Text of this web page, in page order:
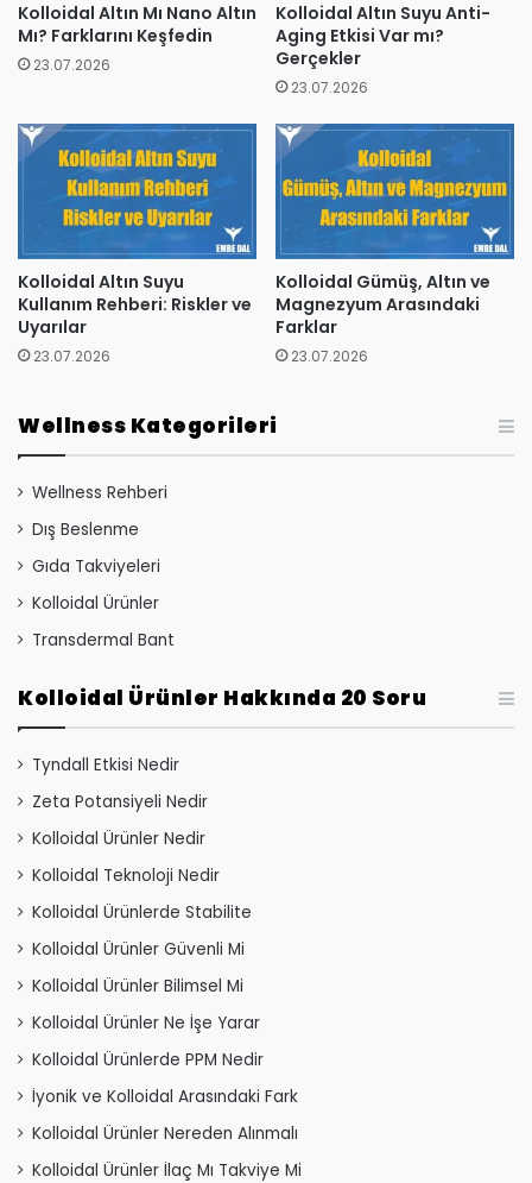
Kolloidal Altın Mı Nano Altın
Mı? Farklarını Keşfedin
23.07.2026
Kolloidal Altın Suyu Anti-
Aging Etkisi Var mı?
Gerçekler
23.07.2026
Kolloidal Altın Suyu
Kullanım Rehberi: Riskler ve
Uyarılar
23.07.2026
Kolloidal Gümüş, Altın ve
Magnezyum Arasındaki
Farklar
23.07.2026
Wellness Kategorileri
Wellness Rehberi
Dış Beslenme
Gıda Takviyeleri
Kolloidal Ürünler
Transdermal Bant
Kolloidal Ürünler Hakkında 20 Soru
Tyndall Etkisi Nedir
Zeta Potansiyeli Nedir
Kolloidal Ürünler Nedir
Kolloidal Teknoloji Nedir
Kolloidal Ürünlerde Stabilite
Kolloidal Ürünler Güvenli Mi
Kolloidal Ürünler Bilimsel Mi
Kolloidal Ürünler Ne İşe Yarar
Kolloidal Ürünlerde PPM Nedir
İyonik ve Kolloidal Arasındaki Fark
Kolloidal Ürünler Nereden Alınmalı
Kolloidal Ürünler İlaç Mı Takviye Mi